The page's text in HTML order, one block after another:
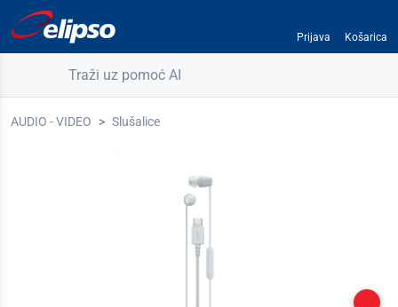
Prijava Košarica
Traži uz pomoć AI
AUDIO - VIDEO Slušalice